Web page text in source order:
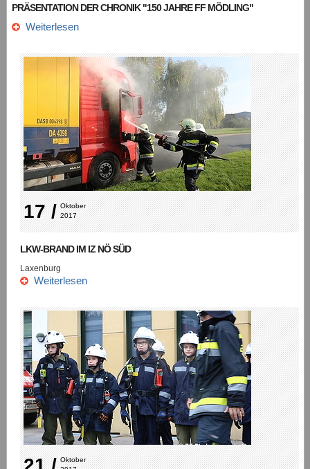
PRÄSENTATION DER CHRONIK "150 JAHRE FF MÖDLING"
Weiterlesen
17 / Oktober
2017
LKW-BRAND IM IZ NÖ SÜD
Laxenburg
Weiterlesen
Oktober